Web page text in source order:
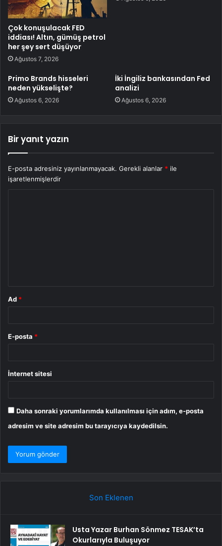
Çok konuşulacak FED
iddiası! Altın, gümüş petrol
her şey sert düşüyor
Ağustos 7, 2026
Primo Brands hisseleri
neden yükselişte?
Ağustos 6, 2026
İki İngiliz bankasından Fed
analizi
Ağustos 6, 2026
Bir yanıt yazın
E-posta adresiniz yayınlanmayacak. Gerekli alanlar * ile
işaretlenmişlerdir
Ad *
E-posta *
İnternet sitesi
Daha sonraki yorumlarımda kullanılması için adım, e-posta
adresim ve site adresim bu tarayıcıya kaydedilsin.
Son Eklenen
Usta Yazar Burhan Sönmez TESAK’ta
Okurlarıyla Buluşuyor